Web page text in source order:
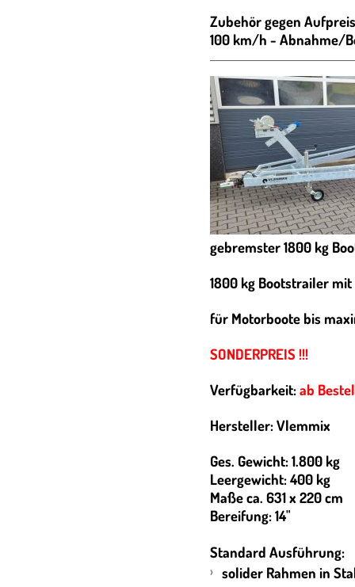
Zubehör gegen
100 km/h - Abnahme/
gebremster 1800 kg
1800 kg Bootstrailer
für Motorboote bis
SONDERPREIS !!!
Verfügbarkeit:ab
Hersteller: Vlemmix
Ges. Gewicht: 1.800 kg
Leergewicht: 400 kg
Maße ca. 631 x 220 cm
Bereifung: 14"
Standard Ausführung:
solider Rahmen in